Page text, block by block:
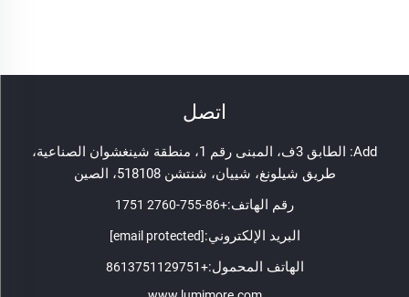
اتصل
Add: الطابق 3ف، المبنى رقم 1، منطقة شينغشوان الصناعية،
طريق شيلونغ، شييان، شنتشن 518108، الصين
رقم الهاتف:+86-755-2760 1751
البريد الإلكتروني:[email protected]
الهاتف المحمول:+8613751129751